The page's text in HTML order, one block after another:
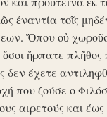
ἐναντία τοῖς
Ὅπου οὐ
ὅσοι ἥρπατε
δεν έχετε
που ζούσε ο
αιρετούς και